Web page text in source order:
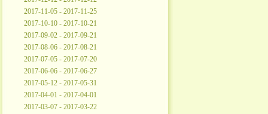
2017-11-05 - 2017-11-25
2017-10-10 - 2017-10-21
2017-09-02 - 2017-09-21
2017-08-06 - 2017-08-21
2017-07-05 - 2017-07-20
2017-06-06 - 2017-06-27
2017-05-12 - 2017-05-31
2017-04-01 - 2017-04-01
2017-03-07 - 2017-03-22